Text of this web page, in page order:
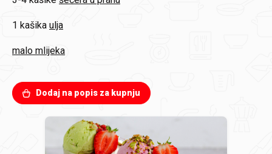
1 kašika ulja
malo mlijeka
Dodaj na popis za kupnju